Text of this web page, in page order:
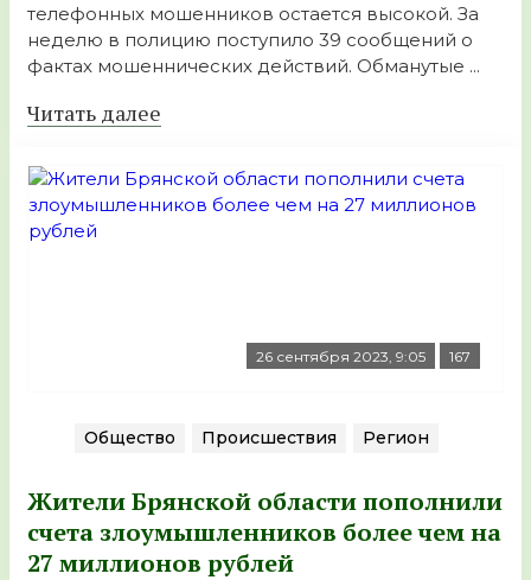
телефонных мошенников остается высокой. За
неделю в полицию поступило 39 сообщений о
фактах мошеннических действий. Обманутые ...
Читать далее
26 сентября 2023, 9:05 167
Общество Происшествия Регион
Жители Брянской области пополнили
счета злоумышленников более чем на
27 миллионов рублей